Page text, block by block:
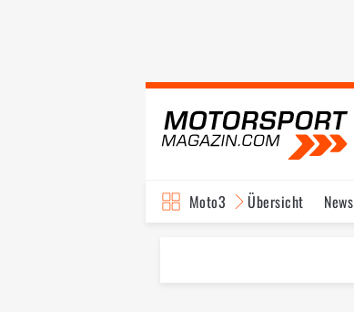
Moto3 Übersicht News